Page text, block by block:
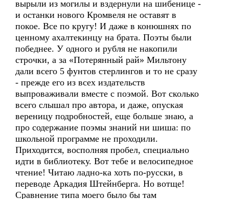
вырыли из могилы и вздернули на шибенице -
и останки нового Кромвеля не оставят в
покое. Все по кругу! И даже в конюшнях по
ценному ахалтекинцу на брата. Поэты были
победнее. У одного и рубля не накопили
строчки, а за «Потерянный рай» Мильтону
дали всего 5 фунтов стерлингов и то не сразу
- прежде его из всех издательств
выпроваживали вместе с поэмой. Вот сколько
всего слышал про автора, и даже, опуская
вереницу подробностей, еще больше знаю, а
про содержание поэмы знаний ни шиша: по
школьной программе не проходили.
Приходится, восполняя пробел, специально
идти в библиотеку. Вот тебе и велосипедное
чтение! Читаю ладно-ка хоть по-русски, в
переводе Аркадия Штейнберга. Но вотще!
Сравнение типа моего было бы там